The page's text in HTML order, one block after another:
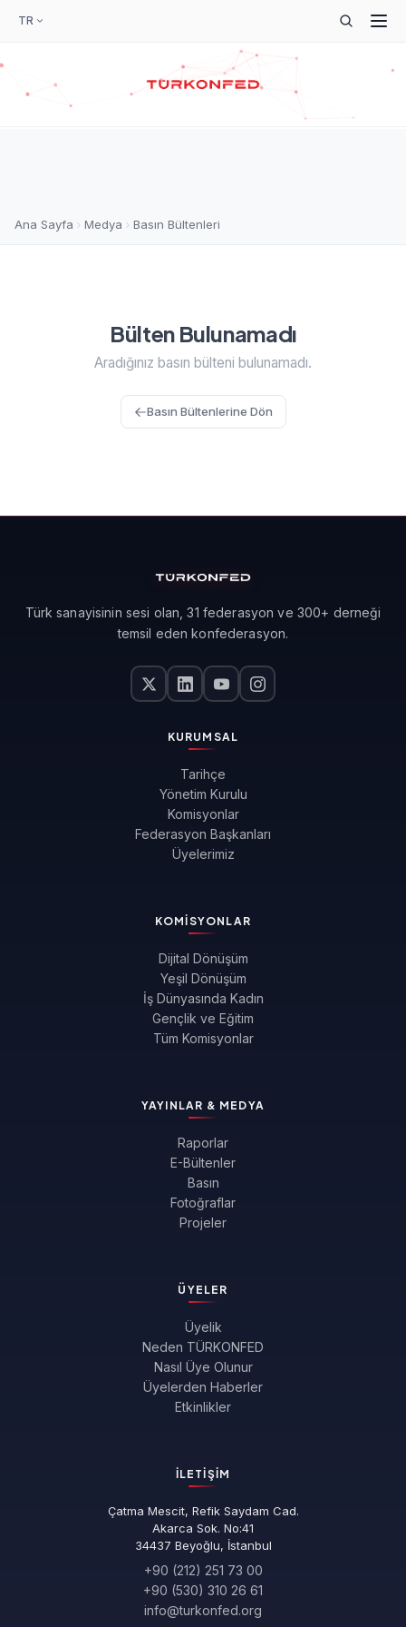
TR
Ana Sayfa Medya Basın Bültenleri
Bülten Bulunamadı
Aradığınız basın bülteni bulunamadı.
Basın Bültenlerine Dön
Türk sanayisinin sesi olan, 31 federasyon ve 300+ derneği
temsil eden konfederasyon.
KURUMSAL
Tarihçe
Yönetim Kurulu
Komisyonlar
Federasyon Başkanları
Üyelerimiz
KOMISYONLAR
Dijital Dönüşüm
Yeşil Dönüşüm
İş Dünyasında Kadın
Gençlik ve Eğitim
Tüm Komisyonlar
YAYINLAR & MEDYA
Raporlar
E-Bültenler
Basın
Fotoğraflar
Projeler
ÜYELER
Üyelik
Neden TÜRKONFED
Nasıl Üye Olunur
Üyelerden Haberler
Etkinlikler
İLETIŞIM
Çatma Mescit, Refik Saydam Cad.
Akarca Sok. No:41
34437 Beyoğlu, İstanbul
+90 (212) 251 73 00
+90 (530) 310 26 61
info@turkonfed.org